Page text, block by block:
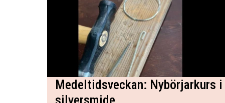
Medeltidsveckan: Nybörjarkurs i
silversmide